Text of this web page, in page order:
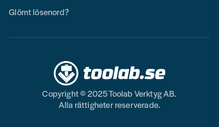
Glömt lösenord?
Copyright © 2025 Toolab Verktyg AB.
Alla rättigheter reserverade.